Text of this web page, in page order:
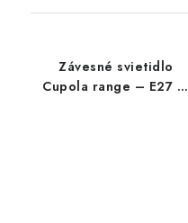
Závesné svietidlo
Cupola range – E27 1x